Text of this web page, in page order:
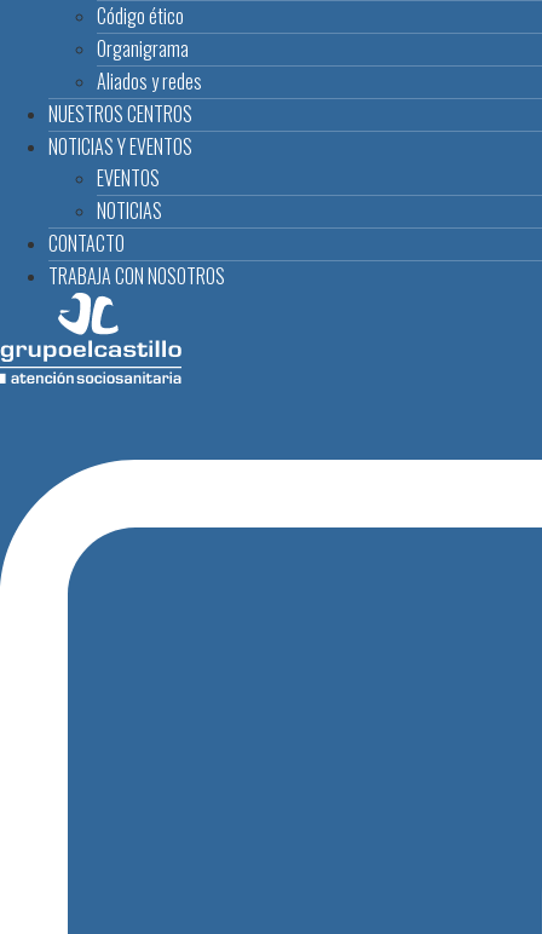
Código ético
Organigrama
Aliados y redes
NUESTROS CENTROS
NOTICIAS Y EVENTOS
EVENTOS
NOTICIAS
CONTACTO
TRABAJA CON NOSOTROS